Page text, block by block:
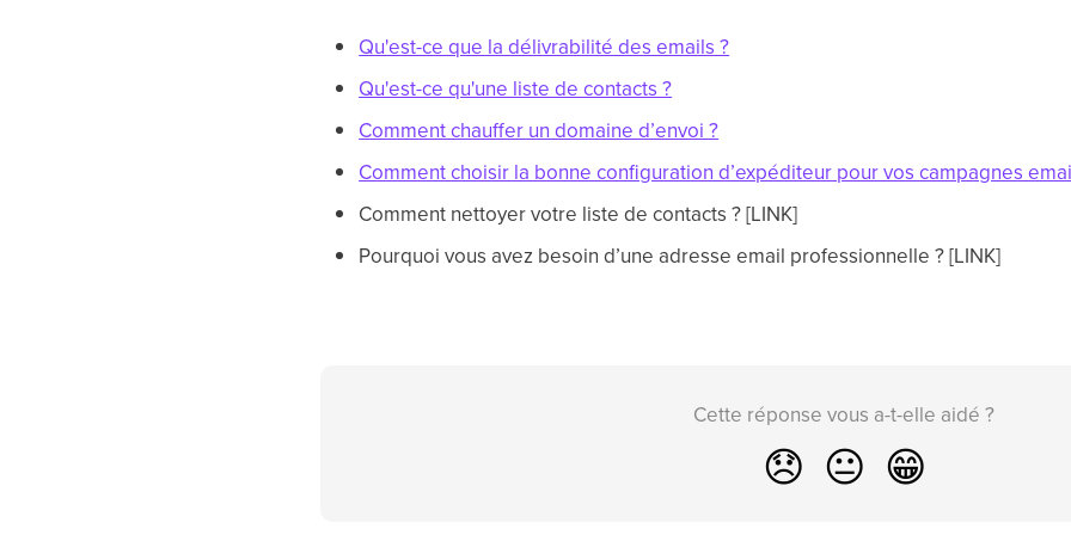
Qu'est-ce que la délivrabilité des emails ?
Qu'est-ce qu'une liste de contacts ?
Comment chauffer un domaine d’envoi ?
Comment choisir la bonne configuration d’expéditeur pour vos campagnes
Comment nettoyer votre liste de contacts ? [LINK]
Pourquoi vous avez besoin d’une adresse email professionnelle ? [LINK]
Cette réponse vous a-t-elle aidé ?
😞 😐 😁